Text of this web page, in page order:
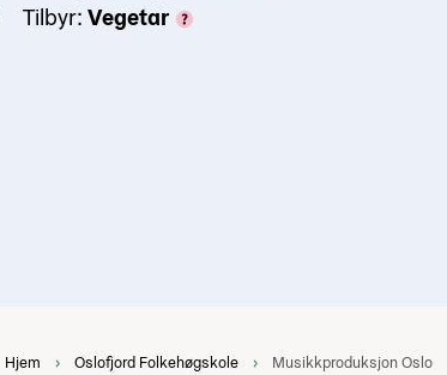
Tilbyr: Vegetar
Hjem Oslofjord Folkehøgskole Musikkproduksjon Oslo